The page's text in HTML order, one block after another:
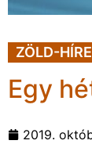
ZÖLD-
Egy
2019.